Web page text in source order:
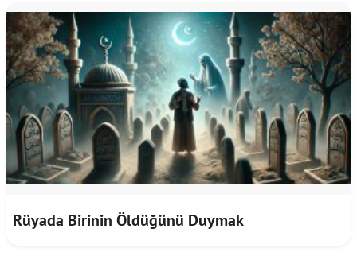
Rüyada Birinin Öldüğünü Duymak